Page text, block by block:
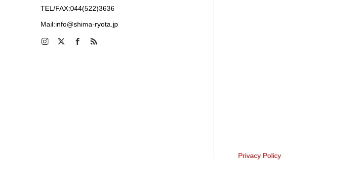
TEL/FAX:044(522)3636
Mail:info@shima-ryota.jp
Privacy Policy